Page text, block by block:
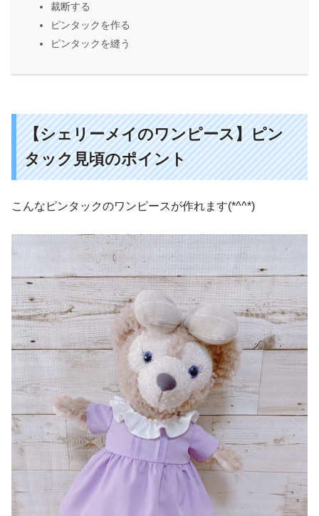
裁断する
ピンタックを作る
ピンタックを縫う
【シェリーメイのワンピース】ピン
タック見頃のポイント
こんなピンタックのワンピースが作れます(*^^*)